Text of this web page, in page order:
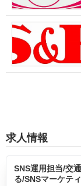
求人情報
SNS運用担当/交
る/SNSマーケテ